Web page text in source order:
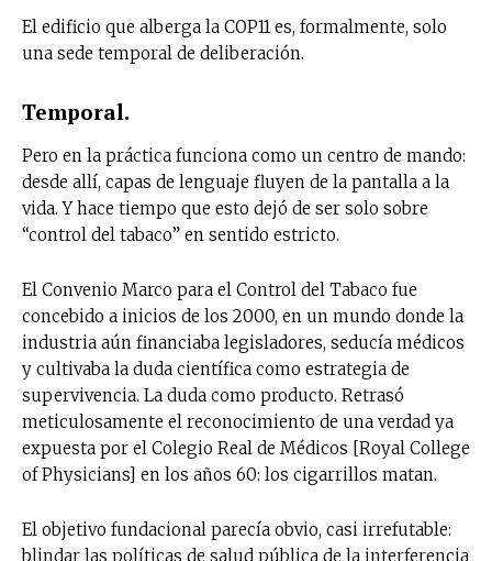
El edificio que alberga la COP11 es, formalmente, solo
una sede temporal de deliberación.
Temporal.
Pero en la práctica funciona como un centro de mando:
desde allí, capas de lenguaje fluyen de la pantalla a la
vida. Y hace tiempo que esto dejó de ser solo sobre
“control del tabaco” en sentido estricto.
El Convenio Marco para el Control del Tabaco fue
concebido a inicios de los 2000, en un mundo donde la
industria aún financiaba legisladores, seducía médicos
y cultivaba la duda científica como estrategia de
supervivencia. La duda como producto. Retrasó
meticulosamente el reconocimiento de una verdad ya
expuesta por el Colegio Real de Médicos [Royal College
of Physicians] en los años 60: los cigarrillos matan.
El objetivo fundacional parecía obvio, casi irrefutable:
blindar las políticas de salud pública de la interferencia